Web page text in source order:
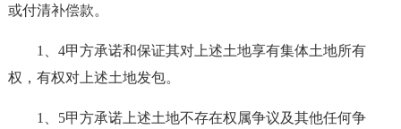
或付清补偿款。
1、4甲方承诺和保证其对上述土地享有集体土地所有
权，有权对上述土地发包。
1、5甲方承诺上述土地不存在权属争议及其他任何争